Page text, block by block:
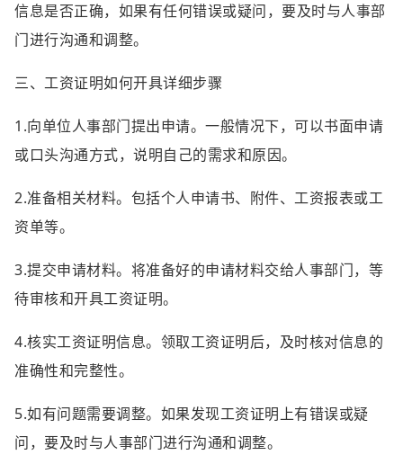
信息是否正确，如果有任何错误或疑问，要及时与人事部
门进行沟通和调整。
三、工资证明如何开具详细步骤
1.向单位人事部门提出申请。一般情况下，可以书面申请
或口头沟通方式，说明自己的需求和原因。
2.准备相关材料。包括个人申请书、附件、工资报表或工
资单等。
3.提交申请材料。将准备好的申请材料交给人事部门，等
待审核和开具工资证明。
4.核实工资证明信息。领取工资证明后，及时核对信息的
准确性和完整性。
5.如有问题需要调整。如果发现工资证明上有错误或疑
问，要及时与人事部门进行沟通和调整。